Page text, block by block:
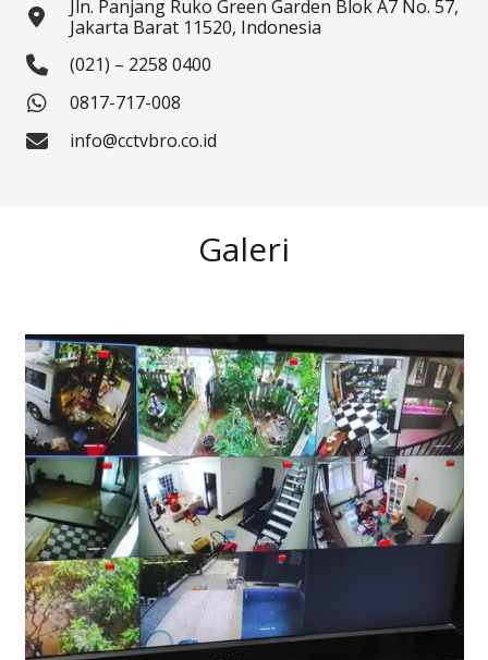
Jln. Panjang Ruko Green Garden Blok A7 No. 57,
Jakarta Barat 11520, Indonesia
(021) – 2258 0400
0817-717-008
info@cctvbro.co.id
Galeri